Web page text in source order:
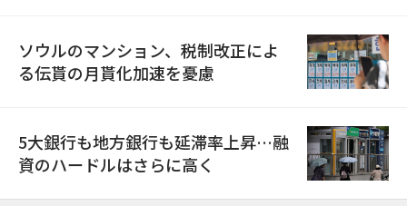
ソウルのマンション、税制改正によ
る伝貰の月貰化加速を憂慮
5大銀行も地方銀行も延滞率上昇…融
資のハードルはさらに高く